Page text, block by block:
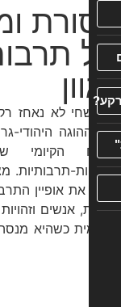
לא נאחז רק
היהודי-גרמני
הקיומי שבו
תרבותיות. מצד
את אופיין
אנשים וזהויות
כשהיא מנסה גם